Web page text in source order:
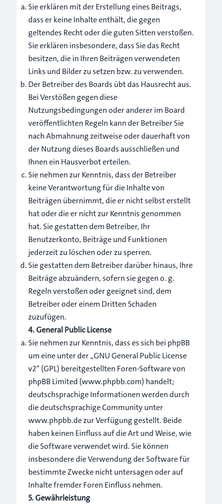
Sie erklären mit der Erstellung eines Beitrags,
dass er keine Inhalte enthält, die gegen
geltendes Recht oder die guten Sitten verstoßen.
Sie erklären insbesondere, dass Sie das Recht
besitzen, die in Ihren Beiträgen verwendeten
Links und Bilder zu setzen bzw. zu verwenden.
Der Betreiber des Boards übt das Hausrecht aus.
Bei Verstößen gegen diese
Nutzungsbedingungen oder anderer im Board
veröffentlichten Regeln kann der Betreiber Sie
nach Abmahnung zeitweise oder dauerhaft von
der Nutzung dieses Boards ausschließen und
Ihnen ein Hausverbot erteilen.
Sie nehmen zur Kenntnis, dass der Betreiber
keine Verantwortung für die Inhalte von
Beiträgen übernimmt, die er nicht selbst erstellt
hat oder die er nicht zur Kenntnis genommen
hat. Sie gestatten dem Betreiber, Ihr
Benutzerkonto, Beiträge und Funktionen
jederzeit zu löschen oder zu sperren.
Sie gestatten dem Betreiber darüber hinaus, Ihre
Beiträge abzuändern, sofern sie gegen o. g.
Regeln verstoßen oder geeignet sind, dem
Betreiber oder einem Dritten Schaden
zuzufügen.
4. General Public License
Sie nehmen zur Kenntnis, dass es sich bei phpBB
um eine unter der „GNU General Public License
v2“ (GPL) bereitgestellten Foren-Software von
phpBB Limited (www.phpbb.com) handelt;
deutschsprachige Informationen werden durch
die deutschsprachige Community unter
www.phpbb.de zur Verfügung gestellt. Beide
haben keinen Einfluss auf die Art und Weise, wie
die Software verwendet wird. Sie können
insbesondere die Verwendung der Software für
bestimmte Zwecke nicht untersagen oder auf
Inhalte fremder Foren Einfluss nehmen.
5. Gewährleistung